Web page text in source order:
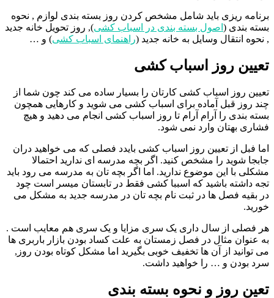
برنامه ریزی باید شامل مشخص کردن روز بسته بندی لوازم , نحوه
بسته بندی ( اصول بسته بندی در اسباب کشی), روز تحویل خانه جدید
, نحوه انتقال وسایل به خانه جدید (راهنمای اسباب کشی) و …
تعیین روز اسباب کشی
تعیین روز اسباب کشی کارتان را بسیار ساده می کند چون شما از
چند روز قبل آماده برای اسباب کشی می شوید و کارهایی همچون
بسته بندی را آرام آرام تا روز اسباب کشی انجام می دهید و هیچ
فشاری بهتان وارد نمی شود.
اما فبل از تعیین روز اسباب کشی بایدد فصلی که می خواهید دران
جابجا شوید را مشخص کنید. اگر بچه مدرسه ای ندارید احتمالا
مشکلی با این موضوع ندارید. اما اگر بچه تان به مدرسه می رود باید
تجه داشته باشید که اسببا کشی فقط در تابستان میسر است چود
در بقیه فصل ها در ثبت نام بچه تان در مدرسه جدید به مشکل می
خورید.
هر فصلی از سال داری یک سری مزایا و یک سری هم معایب است .
به عنوان مثال در فصل زمستان به علت کساد بودن بازار باربری ها
می توانید از آن ها تخفیف خوبی بگیرید اما مشکل کوتاه بودن روز,
سرد بودن و … را خواهید داشت.
تعین روز و نحوه بسته بندی